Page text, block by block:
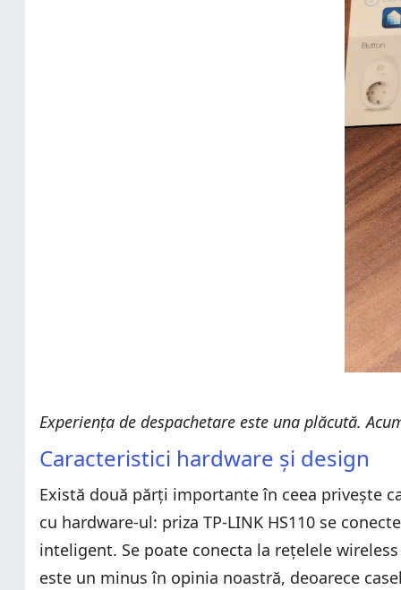
Experiența de despachetare este una plăcută.
Caracteristici hardware și design
Există două părți importante în ceea privește
cu hardware-ul: priza TP-LINK HS110 se
inteligent. Se poate conecta la rețelele
este un minus în opinia noastră, deoarece